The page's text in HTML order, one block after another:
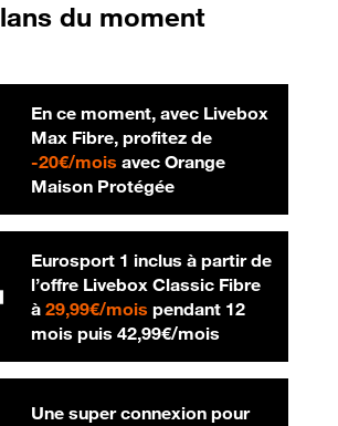
du moment
En ce moment, avec Livebox
Max Fibre, profitez de
-20€/mois20 € par mois
avec Orange
Maison Protégée
Eurosport 1 inclus à partir de
l’offre Livebox Classic Fibre
à 29,99€/mois29,99 € par mois
pendant 12
mois puis 42,99€/mois42,99 € par
Une super connexion pour